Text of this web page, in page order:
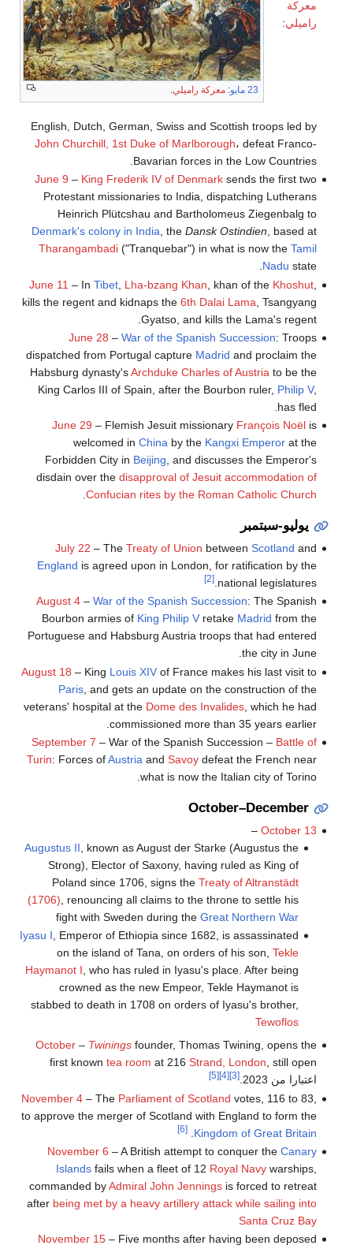
23 مايو : معركة راميلي.
معركة
راميلي:
English, Dutch, German, Swiss and Scottish troops led by
John Churchill, 1st Duke of Marlborough، defeat Franco-
Bavarian forces in the Low Countries.
June 9 – King Frederik IV of Denmarksends the first two
Protestant missionaries to India, dispatching Lutherans
Heinrich Plütcshau and Bartholomeus Ziegenbalg to
Denmark's colony in India, the Dansk Ostindien, based at
Tharangambadi("Tranquebar") in what is now the Tamil
Nadu state.
June 11 – In Tibet, Lha-bzang Khan , khan of the Khoshut,
kills the regent and kidnaps the 6th Dalai Lama , Tsangyang
Gyatso, and kills the Lama's regent.
June 28 – War of the Spanish Succession: Troops
dispatched from Portugal capture Madrid and proclaim the
Habsburg dynasty'sArchduke Charles of Austria to be the
King Carlos III of Spain, after the Bourbon ruler, Philip V,
has fled.
June 29 – Flemish Jesuit missionary François Noëlis
welcomed in Chinaby the Kangxi Emperorat the
Forbidden City in Beijing, and discusses the Emperor's
disdain over the disapproval of Jesuit accommodation of
Confucian rites by the Roman Catholic Church
.
يوليو-سبتمبر
July 22 – The Treaty of Union between Scotland and
England is agreed upon in London, for ratification by the
national legislatures.
[2]
August 4– War of the Spanish Succession: The Spanish
Bourbon armies of King Philip Vretake Madrid from the
Portuguese and Habsburg Austria troops that had entered
the city in June.
August 18 – King Louis XIVof France makes his last visit to
Paris, and gets an update on the construction of the
veterans' hospital at the Dome des Invalides, which he had
commissioned more than 35 years earlier.
September 7 – War of the Spanish Succession – Battle of
Turin: Forces ofAustriaand Savoydefeat the French near
what is now the Italian city of Torino.
October–December
October 13
–
Augustus II , known as August der Starke (Augustus the
Strong), Elector of Saxony, having ruled as King of
Poland since 1706, signs theTreaty of Altranstädt
(1706) , renouncing all claims to the throne to settle his
fight with Sweden during theGreat Northern War
Iyasu I , Emperor of Ethiopia since 1682, is assassinated
on the island of Tana, on orders of his son,Tekle
Haymanot I , who has ruled in Iyasu's place. After being
crowned as the new Empeor, Tekle Haymanot is
stabbed to death in 1708 on orders of Iyasu's brother,
Tewoflos
October– Twiningsfounder, Thomas Twining, opens the
first known tea room at 216 Strand, London , still open
اعتبارا من 2023
.
[3]
[4]
[5]
November 4– The Parliament of Scotland votes, 116 to 83,
to approve the merger of Scotland with England to form the
Kingdom of Great Britain
.
[6]
November 6 – A British attempt to conquer the Canary
Islandsfails when a fleet of 12 Royal Navywarships,
commanded byAdmiral John Jenningsis forced to retreat
after being met by a heavy artillery attack while sailing into
Santa Cruz Bay
November 15– Five months after having been deposed